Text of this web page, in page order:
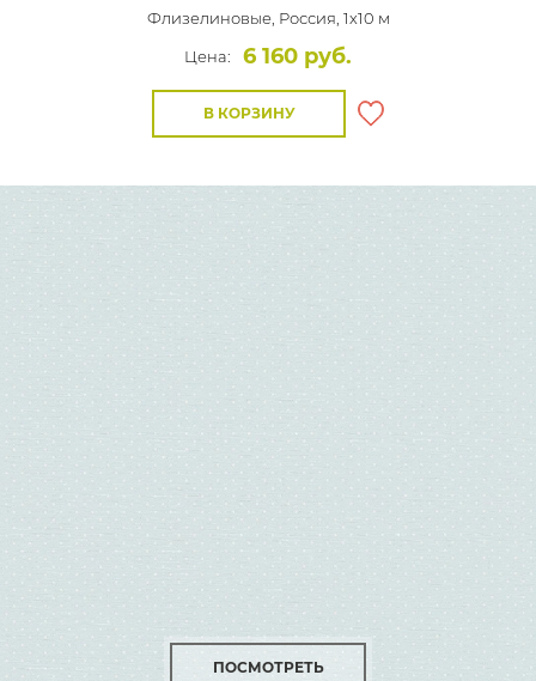
Флизелиновые, Россия, 1x10 м
Цена:
6 160 руб.
В КОРЗИНУ
ПОСМОТРЕТЬ